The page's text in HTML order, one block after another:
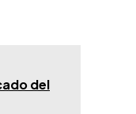
del